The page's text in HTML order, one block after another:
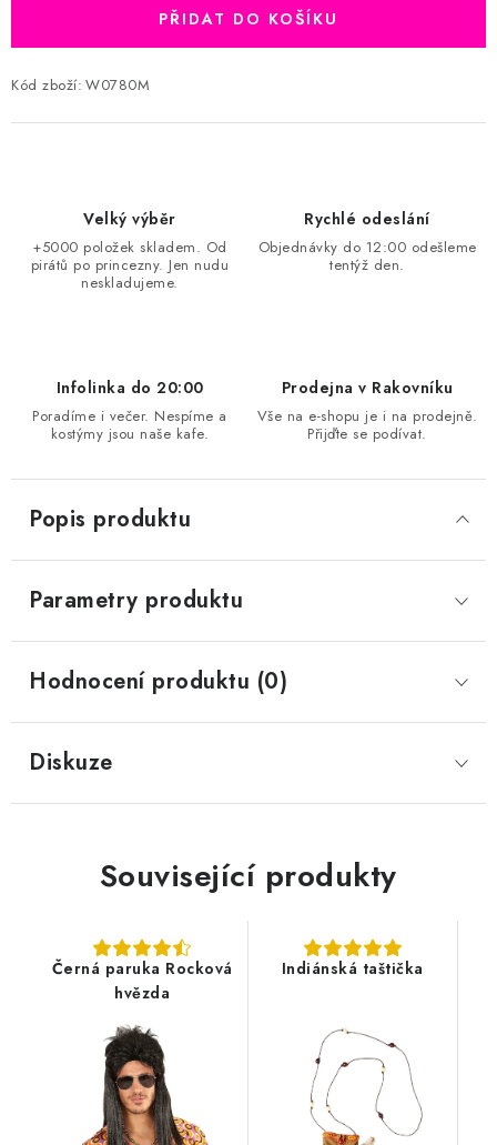
PŘIDAT DO KOŠÍKU
Kód zboží: W0780M
Velký výběr
+5000 položek skladem. Od
pirátů po princezny. Jen nudu
neskladujeme.
Rychlé odeslání
Objednávky do 12:00 odešleme
tentýž den.
Infolinka do 20:00
Poradíme i večer. Nespíme a
kostýmy jsou naše kafe.
Prodejna v Rakovníku
Vše na e-shopu je i na prodejně.
Přijďte se podívat.
Popis produktu
Parametry produktu
Hodnocení produktu (0)
Diskuze
Související produkty
Černá paruka Rocková
hvězda
Indiánská taštička